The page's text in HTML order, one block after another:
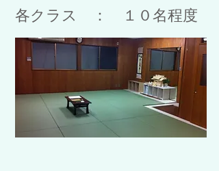
各クラス ： １０名程度